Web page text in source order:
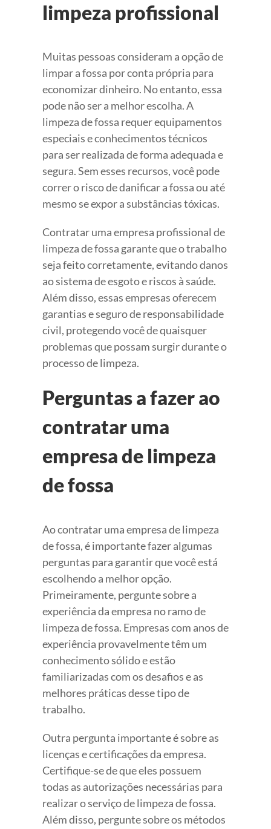
limpeza profissional
Muitas pessoas consideram a opção de
limpar a fossa por conta própria para
economizar dinheiro. No entanto, essa
pode não ser a melhor escolha. A
limpeza de fossa requer equipamentos
especiais e conhecimentos técnicos
para ser realizada de forma adequada e
segura. Sem esses recursos, você pode
correr o risco de danificar a fossa ou até
mesmo se expor a substâncias tóxicas.
Contratar uma empresa profissional de
limpeza de fossa garante que o trabalho
seja feito corretamente, evitando danos
ao sistema de esgoto e riscos à saúde.
Além disso, essas empresas oferecem
garantias e seguro de responsabilidade
civil, protegendo você de quaisquer
problemas que possam surgir durante o
processo de limpeza.
Perguntas a fazer ao
contratar uma
empresa de limpeza
de fossa
Ao contratar uma empresa de limpeza
de fossa, é importante fazer algumas
perguntas para garantir que você está
escolhendo a melhor opção.
Primeiramente, pergunte sobre a
experiência da empresa no ramo de
limpeza de fossa. Empresas com anos de
experiência provavelmente têm um
conhecimento sólido e estão
familiarizadas com os desafios e as
melhores práticas desse tipo de
trabalho.
Outra pergunta importante é sobre as
licenças e certificações da empresa.
Certifique-se de que eles possuem
todas as autorizações necessárias para
realizar o serviço de limpeza de fossa.
Além disso, pergunte sobre os métodos